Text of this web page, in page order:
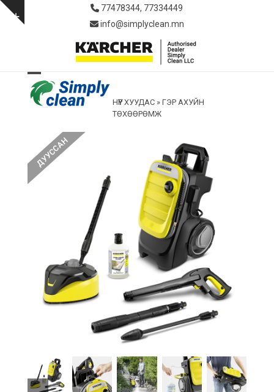
Skip
Show
77478344, 77334449
info@simplyclean.mn
Open
mobile
Close
mobile
НҮҮР ХУУДАС» ГЭР АХУЙН
ТӨХӨӨРӨМЖ
ДУУССАН
previous
next